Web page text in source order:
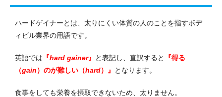
ハードゲイナーとは、太りにくい体質の人のことを指すボデ
ィビル業界の用語です。
英語では 『hard gainer』 と表記し、直訳すると
『得る
（gain）のが難しい（hard）』 となります。
食事をしても栄養を摂取できないため、太りません。